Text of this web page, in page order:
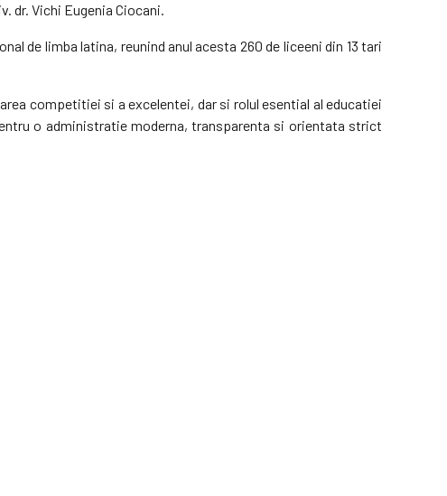
dr. Vichi Eugenia Ciocani.
de limba latina, reunind anul acesta 260 de liceeni din 13 tari
competitiei si a excelentei, dar si rolul esential al educatiei
o administratie moderna, transparenta si orientata strict